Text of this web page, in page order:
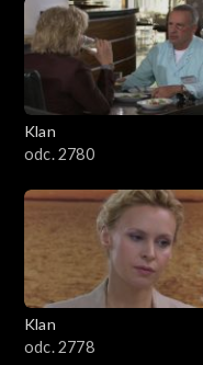
1101–1200
1001–1100
901–1000
801–900
701–800
601–700
501–600
Klan
odc. 2780
Klan
odc. 2778